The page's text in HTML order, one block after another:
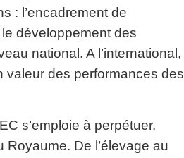
: l’encadrement de
développement des
national. A l’international,
valeur des performances des
s’emploie à perpétuer,
De l’élevage au